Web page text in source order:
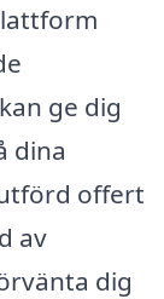
ge dig
dina
offert
av
dig